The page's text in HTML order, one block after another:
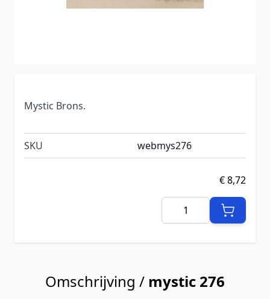
Mystic Brons.
SKU webmys276
€ 8,72
Aantal
Omschrijving / mystic 276